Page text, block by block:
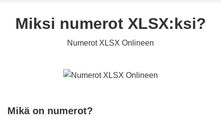
Miksi numerot XLSX:ksi?
Numerot XLSX Onlineen
Mikä on numerot?